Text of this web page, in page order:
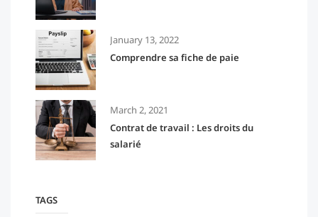
January 13, 2022
Comprendre sa fiche de paie
March 2, 2021
Contrat de travail : Les droits du
salarié
TAGS